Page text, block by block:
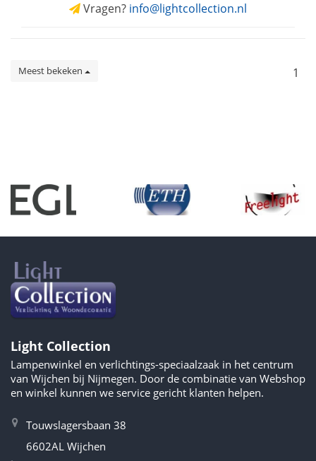
Vragen? info@lightcollection.nl
Meest bekeken 1
Light Collection
Lampenwinkel en verlichtings-speciaalzaak in het centrum
van Wijchen bij Nijmegen. Door de combinatie van Webshop
en winkel kunnen we service gericht klanten helpen.
Touwslagersbaan 38
6602AL Wijchen